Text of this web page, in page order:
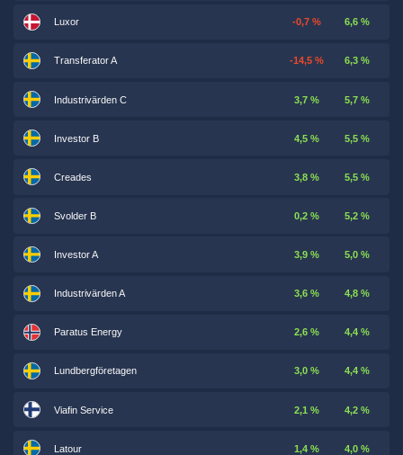
Luxor -0,7 % 6,6 %
Transferator A -14,5 % 6,3 %
Industrivärden C 3,7 % 5,7 %
Investor B 4,5 % 5,5 %
Creades 3,8 % 5,5 %
Svolder B 0,2 % 5,2 %
Investor A 3,9 % 5,0 %
Industrivärden A 3,6 % 4,8 %
Paratus Energy 2,6 % 4,4 %
Lundbergföretagen 3,0 % 4,4 %
Viafin Service 2,1 % 4,2 %
Latour 1,4 % 4,0 %